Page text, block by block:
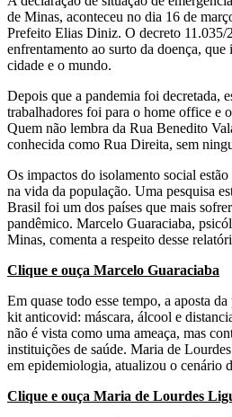
de Minas, aconteceu no dia 16 de
Prefeito Elias Diniz. O decreto 11.035/
enfrentamento ao surto da doença, que
cidade e o mundo.
Depois que a pandemia foi decretada,
trabalhadores foi para o home office e
Quem não lembra da Rua Benedito
conhecida como Rua Direita, sem
Os impactos do isolamento social estão
na vida da população. Uma pesquisa
Brasil foi um dos países que mais
pandêmico. Marcelo Guaraciaba,
Minas, comenta a respeito desse
Clique e ouça Marcelo Guaraciaba
Em quase todo esse tempo, a aposta
kit anticovid: máscara, álcool e
não é vista como uma ameaça, mas
instituições de saúde. Maria de
em epidemiologia, atualizou o cenário
Clique e ouça Maria de Lourdes